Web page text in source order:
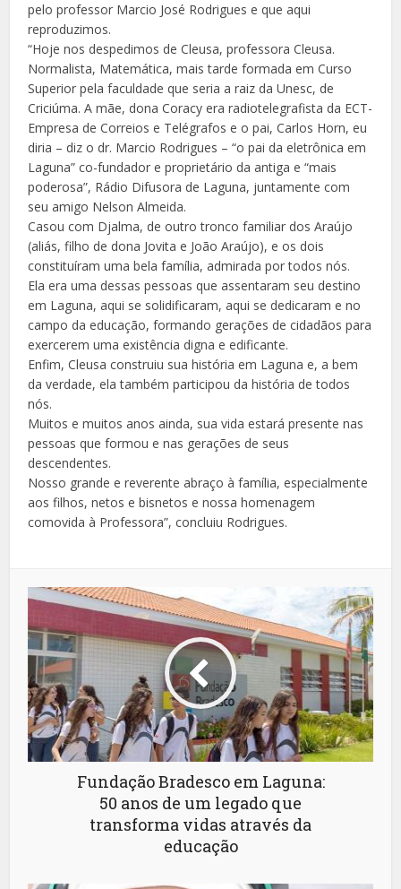
pelo professor Marcio José Rodrigues e que aqui
reproduzimos.
“Hoje nos despedimos de Cleusa, professora Cleusa.
Normalista, Matemática, mais tarde formada em Curso
Superior pela faculdade que seria a raiz da Unesc, de
Criciúma. A mãe, dona Coracy era radiotelegrafista da ECT-
Empresa de Correios e Telégrafos e o pai, Carlos Horn, eu
diria – diz o dr. Marcio Rodrigues – “o pai da eletrônica em
Laguna” co-fundador e proprietário da antiga e “mais
poderosa”, Rádio Difusora de Laguna, juntamente com
seu amigo Nelson Almeida.
Casou com Djalma, de outro tronco familiar dos Araújo
(aliás, filho de dona Jovita e João Araújo), e os dois
constituíram uma bela família, admirada por todos nós.
Ela era uma dessas pessoas que assentaram seu destino
em Laguna, aqui se solidificaram, aqui se dedicaram e no
campo da educação, formando gerações de cidadãos para
exercerem uma existência digna e edificante.
Enfim, Cleusa construiu sua história em Laguna e, a bem
da verdade, ela também participou da história de todos
nós.
Muitos e muitos anos ainda, sua vida estará presente nas
pessoas que formou e nas gerações de seus
descendentes.
Nosso grande e reverente abraço à família, especialmente
aos filhos, netos e bisnetos e nossa homenagem
comovida à Professora”, concluiu Rodrigues.
Fundação Bradesco em Laguna:
50 anos de um legado que
transforma vidas através da
educação